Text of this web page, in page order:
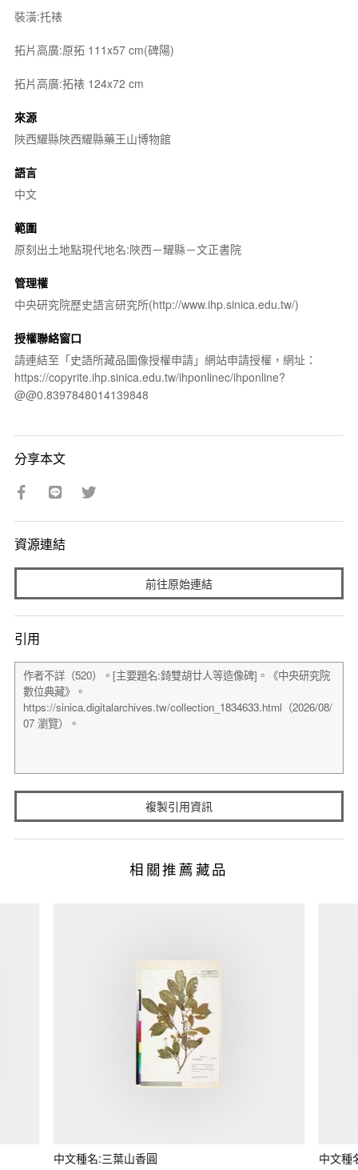
裝潢:托裱
拓片高廣:原拓 111x57 cm(碑陽)
拓片高廣:拓裱 124x72 cm
來源
陜西耀縣陜西耀縣藥王山博物館
語言
中文
範圍
原刻出土地點現代地名:陜西－耀縣－文正書院
管理權
中央研究院歷史語言研究所(http://www.ihp.sinica.edu.tw/)
授權聯絡窗口
請連結至「史語所藏品圖像授權申請」網站申請授權，網址：
https://copyrite.ihp.sinica.edu.tw/ihponlinec/ihponline?
@@0.8397848014139848
分享本文
資源連結
前往原始連結
引用
複製引用資訊
相關推薦藏品
中文種名:三葉山香圓 中文種